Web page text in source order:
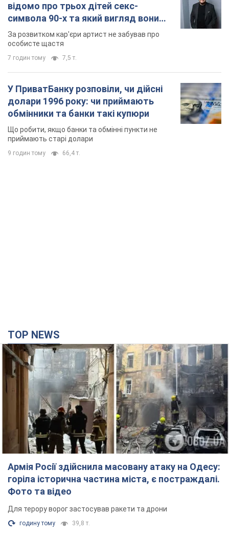
відомо про трьох дітей секс-
символа 90-х та який вигляд вони
мають
За розвитком кар'єри артист не забував про
особисте щастя
7 годин тому 7,5 т.
У ПриватБанку розповіли, чи дійсні
долари 1996 року: чи приймають
обмінники та банки такі купюри
Що робити, якщо банки та обмінні пункти не
приймають старі долари
9 годин тому 66,4 т.
TOP NEWS
Армія Росії здійснила масовану атаку на Одесу:
горіла історична частина міста, є постраждалі.
Фото та відео
Для терору ворог застосував ракети та дрони
годину тому 39,8 т.